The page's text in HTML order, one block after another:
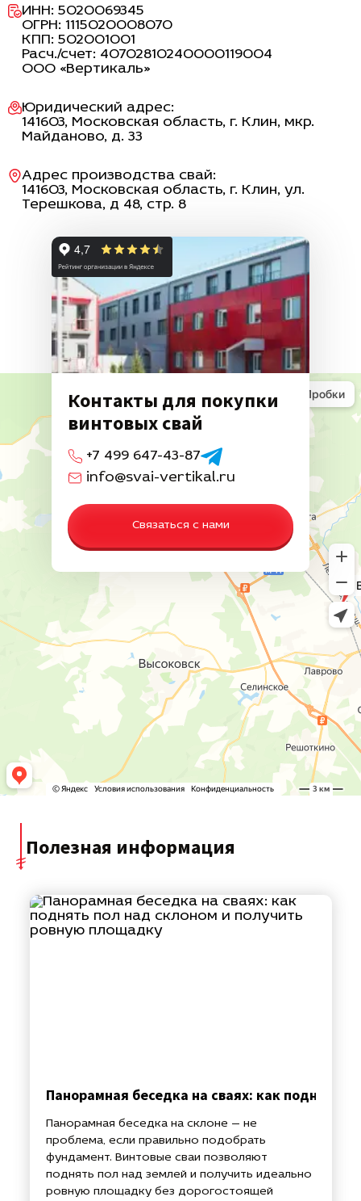
ИНН: 5020069345
ОГРН: 1115020008070
КПП: 502001001
Расч./счет: 40702810240000119004
ООО «Вертикаль»
Юридический адрес:
141603, Московская область, г. Клин, мкр.
Майданово, д. 33
Адрес производства свай:
141603, Московская область, г. Клин, ул.
Терешкова, д 48, стр. 8
Контакты для покупки
винтовых свай
+7 499 647-43-87
info@svai-vertikal.ru
Связаться с нами
Полезная информация
Панорамная беседка на сваях: как поднять
Панорамная беседка на склоне — не
проблема, если правильно подобрать
фундамент. Винтовые сваи позволяют
поднять пол над землей и получить идеально
ровную площадку без дорогостоящей